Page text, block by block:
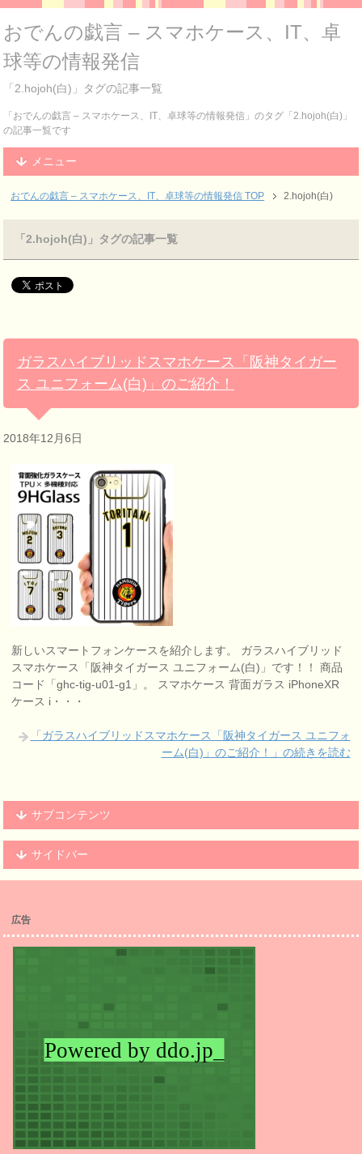
おでんの戯言 – スマホケース、IT、卓
球等の情報発信
「2.hojoh(白)」タグの記事一覧
「おでんの戯言 – スマホケース、IT、卓球等の情報発信」のタグ「2.hojoh(白)」
の記事一覧です
メニュー
おでんの戯言 – スマホケース、IT、卓球等の情報発信 TOP 2.hojoh(白)
「2.hojoh(白)」タグの記事一覧
ガラスハイブリッドスマホケース「阪神タイガー
ス ユニフォーム(白)」のご紹介！
2018年12月6日
新しいスマートフォンケースを紹介します。 ガラスハイブリッド
スマホケース「阪神タイガース ユニフォーム(白)」です！！ 商品
コード「ghc-tig-u01-g1」。 スマホケース 背面ガラス iPhoneXR
ケース i・・・
「ガラスハイブリッドスマホケース「阪神タイガース ユニフォ
ーム(白)」のご紹介！」の続きを読む
サブコンテンツ
サイドバー
広告